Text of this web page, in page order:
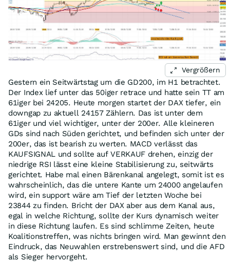
Vergrößern
Gestern ein Seitwärtstag um die GD200, im H1 betrachtet.
Der Index lief unter das 50iger retrace und hatte sein TT am
61iger bei 24205. Heute morgen startet der DAX tiefer, ein
downgap zu aktuell 24157 Zählern. Das ist unter dem
61iger und viel wichtiger, unter der 200er. Alle kleineren
GDs sind nach Süden gerichtet, und befinden sich unter der
200er, das ist bearish zu werten. MACD verlässt das
KAUFSIGNAL und sollte auf VERKAUF drehen, einzig der
niedrige RSI lässt eine kleine Stabilisierung zu, seitwärts
gerichtet. Habe mal einen Bärenkanal angelegt, somit ist es
wahrscheinlich, das die untere Kante um 24000 angelaufen
wird, ein support wäre am Tief der letzten Woche bei
23844 zu finden. Bricht der DAX aber aus dem Kanal aus,
egal in welche Richtung, sollte der Kurs dynamisch weiter
in diese Richtung laufen. Es sind schlimme Zeiten, heute
Koalitionstreffen, was nichts bringen wird. Man gewinnt den
Eindruck, das Neuwahlen erstrebenswert sind, und die AFD
als Sieger hervorgeht.